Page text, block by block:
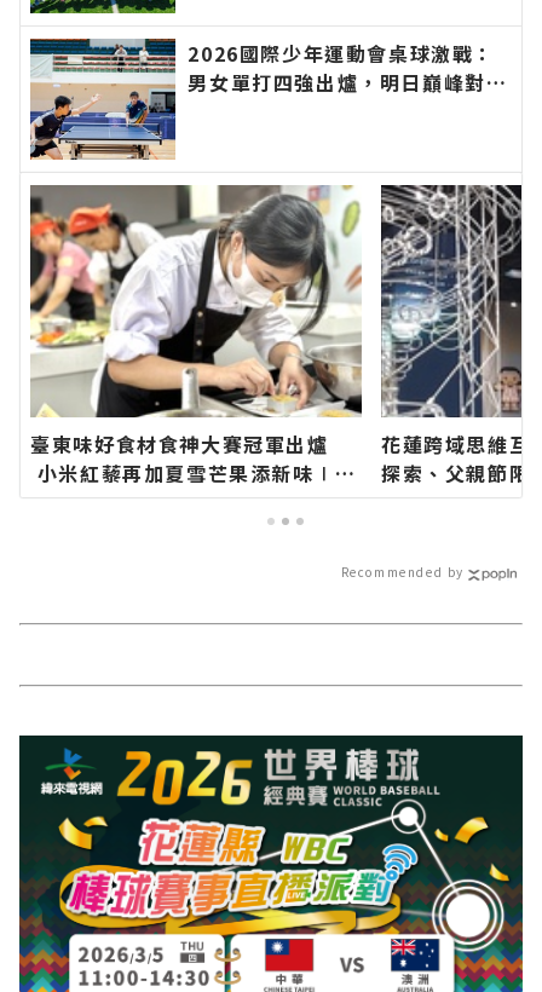
新的在地資訊！
2026國際少年運動會桌球激戰：
男女單打四強出爐，明日巔峰對決
報導 最新的在地資訊！
臺東味好食材食神大賽冠軍出爐
小米紅藜再加夏雪芒果添新味∣花
蓮新聞網官方網站各類新聞－最快
速的今日新聞報導 最新的在地資
花蓮跨域思維互
探索、父親節
新聞網官方網站
Recommended by